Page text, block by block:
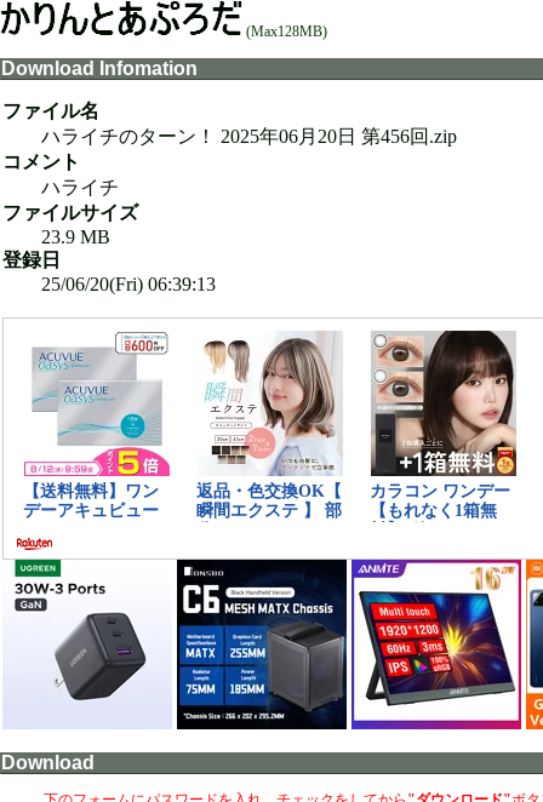
(Max128MB)
Download Infomation
ファイル名
ハライチのターン！ 2025年06月20日 第456回.zip
コメント
ハライチ
ファイルサイズ
23.9 MB
登録日
25/06/20(Fri) 06:39:13
Download